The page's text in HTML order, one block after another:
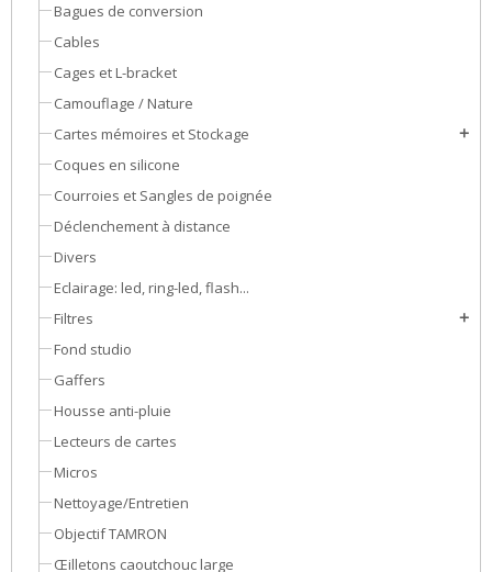
Bagues de conversion
Cables
Cages et L-bracket
Camouflage / Nature
Cartes mémoires et Stockage
add
Coques en silicone
Courroies et Sangles de poignée
Déclenchement à distance
Divers
Eclairage: led, ring-led, flash...
Filtres
add
Fond studio
Gaffers
Housse anti-pluie
Lecteurs de cartes
Micros
Nettoyage/Entretien
Objectif TAMRON
Œilletons caoutchouc large